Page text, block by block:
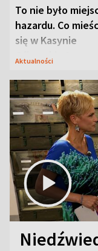
To nie było
hazardu. Co
się w Kasynie
Oficerskim?
Aktualności